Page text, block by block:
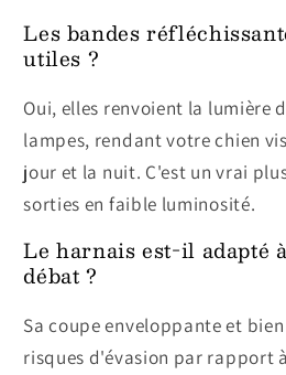
Les bandes
utiles ?
Oui, elles renvoient la lumière
lampes, rendant votre chien
jour et la nuit. C'est un vrai
sorties en faible luminosité.
Le harnais est-il adapté
débat ?
Sa coupe enveloppante et
risques d'évasion par rapport